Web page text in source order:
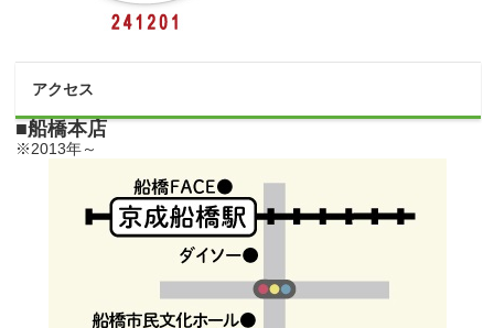
アクセス
■船橋本店
※2013年～